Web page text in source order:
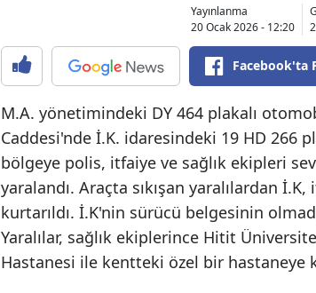
Yayınlanma
20 Ocak 2026 - 12:20
Facebook'ta
M.A. yönetimindeki DY 464 plakalı
Caddesi'nde İ.K. idaresindeki 19 HD 266
bölgeye polis, itfaiye ve sağlık ekipleri
yaralandı. Araçta sıkışan yaralılardan
kurtarıldı. İ.K'nin sürücü belgesinin
Yaralılar, sağlık ekiplerince Hitit
Hastanesi ile kentteki özel bir hastaneye